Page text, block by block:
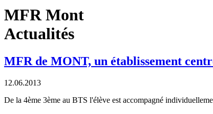
MFR Mont
Actualités
MFR de MONT, un établissement
12.06.2013
De la 4ème 3ème au BTS l'élève est accompagné